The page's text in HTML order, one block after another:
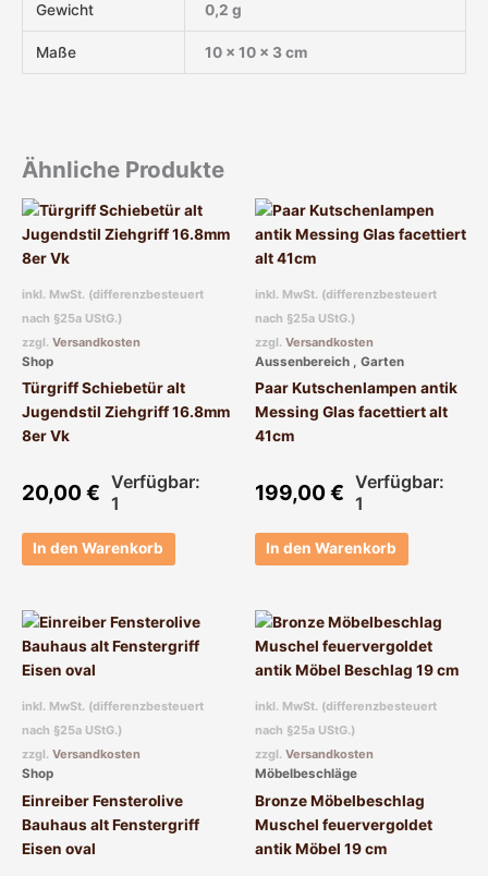
Gewicht 0,2 g
Maße 10 × 10 × 3 cm
Ähnliche Produkte
inkl. MwSt. (differenzbesteuert
nach §25a UStG.)
zzgl. Versandkosten
Shop
Türgriff Schiebetür alt
Jugendstil Ziehgriff 16.8mm
8er Vk
20,00€ Verfügbar:
1
In den Warenkorb
inkl. MwSt. (differenzbesteuert
nach §25a UStG.)
zzgl. Versandkosten
Aussenbereich , Garten
Paar Kutschenlampen antik
Messing Glas facettiert alt
41cm
199,00€ Verfügbar:
1
In den Warenkorb
inkl. MwSt. (differenzbesteuert
nach §25a UStG.)
zzgl. Versandkosten
Shop
Einreiber Fensterolive
Bauhaus alt Fenstergriff
Eisen oval
inkl. MwSt. (differenzbesteuert
nach §25a UStG.)
zzgl. Versandkosten
Möbelbeschläge
Bronze Möbelbeschlag
Muschel feuervergoldet
antik Möbel 19 cm